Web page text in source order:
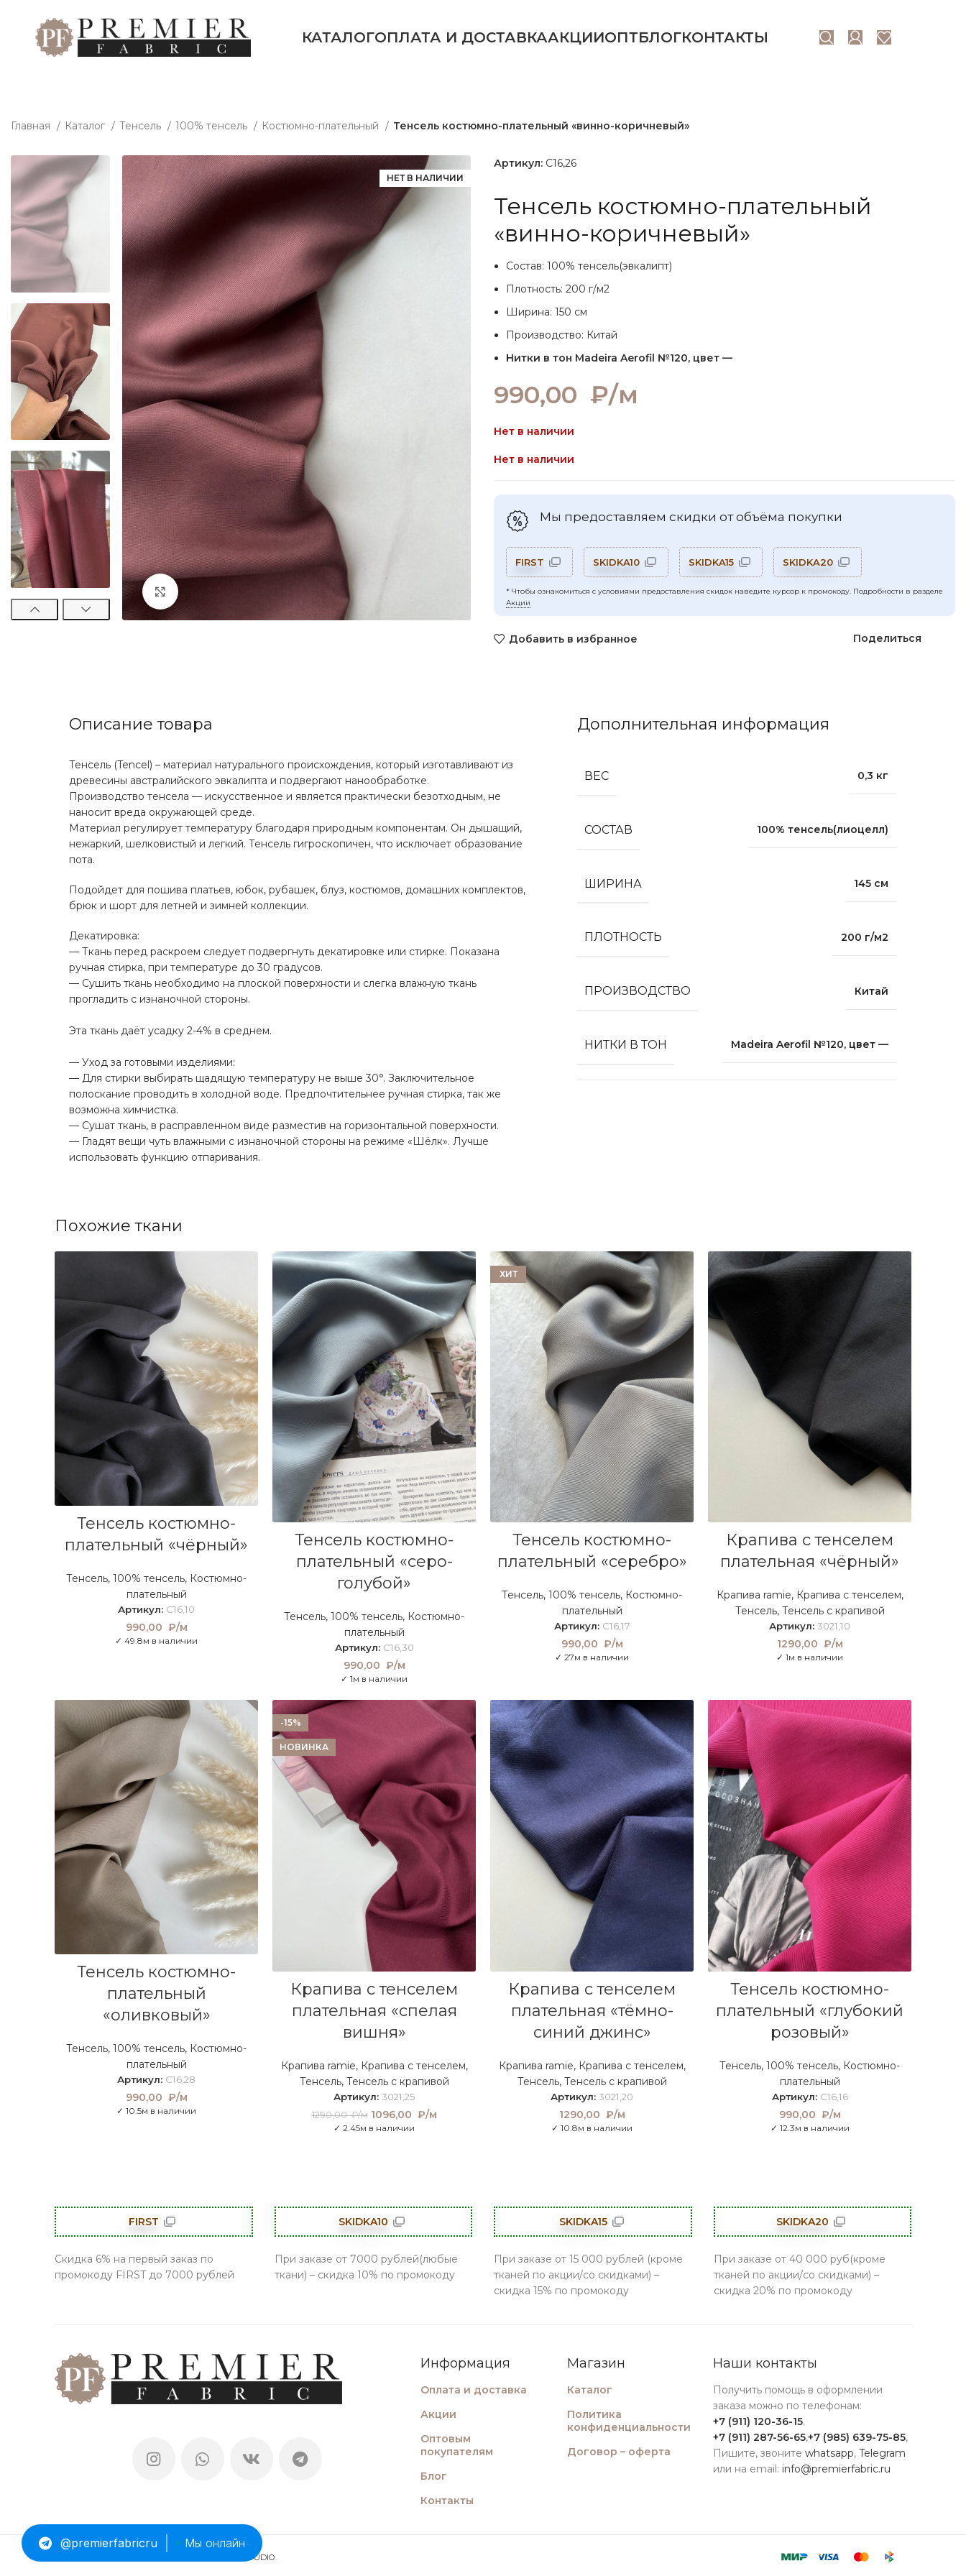
КАТАЛОГОПЛАТА И ДОСТАВКААКЦИИОПТБЛОГКОНТАКТЫ
Главная Каталог Тенсель 100% тенсель Костюмно-плательный Тенсель костюмно-плательный «винно-коричневый»
НЕТ В НАЛИЧИИ
Артикул: C16,26
Тенсель костюмно-плательный
«винно-коричневый»
Состав: 100% тенсель(эвкалипт)
Плотность: 200 г/м2
Ширина: 150 см
Производство: Китай
Нитки в тон Madeira Aerofil №120, цвет —
990,00 ₽/м
Нет в наличии
Нет в наличии
Мы предоставляем скидки от объёма покупки
FIRST SKIDKA10 SKIDKA15 SKIDKA20
* Чтобы ознакомиться с условиями предоставления скидок наведите курсор к промокоду. Подробности в разделе
Акции
Добавить в избранное Поделиться
Описание товара
Тенсель (Tencel) – материал натурального происхождения, который изготавливают из
древесины австралийского эвкалипта и подвергают нанообработке.
Производство тенсела — искусственное и является практически безотходным, не
наносит вреда окружающей среде.
Материал регулирует температуру благодаря природным компонентам. Он дышащий,
нежаркий, шелковистый и легкий. Тенсель гигроскопичен, что исключает образование
пота.
Подойдет для пошива платьев, юбок, рубашек, блуз, костюмов, домашних комплектов,
брюк и шорт для летней и зимней коллекции.
Декатировка:
— Ткань перед раскроем следует подвергнуть декатировке или стирке. Показана
ручная стирка, при температуре до 30 градусов.
— Сушить ткань необходимо на плоской поверхности и слегка влажную ткань
прогладить с изнаночной стороны.
Эта ткань даёт усадку 2-4% в среднем.
— Уход за готовыми изделиями:
— Для стирки выбирать щадящую температуру не выше 30°. Заключительное
полоскание проводить в холодной воде. Предпочтительнее ручная стирка, так же
возможна химчистка.
— Сушат ткань, в расправленном виде разместив на горизонтальной поверхности.
— Гладят вещи чуть влажными с изнаночной стороны на режиме «Шёлк». Лучше
использовать функцию отпаривания.
Дополнительная информация
ВЕС 0,3 кг
СОСТАВ 100% тенсель(лиоцелл)
ШИРИНА 145 см
ПЛОТНОСТЬ 200 г/м2
ПРОИЗВОДСТВО Китай
НИТКИ В ТОН Madeira Aerofil №120, цвет —
Похожие ткани
Тенсель костюмно-
плательный «чёрный»
Тенсель, 100% тенсель, Костюмно-
плательный
Артикул: C16,10
990,00 ₽/м
✓ 49.8м в наличии
Тенсель костюмно-
плательный «серо-
голубой»
Тенсель, 100% тенсель, Костюмно-
плательный
Артикул: C16,30
990,00 ₽/м
✓ 1м в наличии
ХИТ
Тенсель костюмно-
плательный «серебро»
Тенсель, 100% тенсель, Костюмно-
плательный
Артикул: C16,17
990,00 ₽/м
✓ 27м в наличии
Крапива с тенселем
плательная «чёрный»
Крапива ramie, Крапива с тенселем,
Тенсель, Тенсель с крапивой
Артикул: 3021,10
1290,00 ₽/м
✓ 1м в наличии
Тенсель костюмно-
плательный
«оливковый»
Тенсель, 100% тенсель, Костюмно-
плательный
Артикул: C16,28
990,00 ₽/м
✓ 10.5м в наличии
-15%
НОВИНКА
Крапива с тенселем
плательная «спелая
вишня»
Крапива ramie, Крапива с тенселем,
Тенсель, Тенсель с крапивой
Артикул: 3021,25
1290,00₽/м
Первоначальная
цена составляла
1096,00 ₽/м
✓ 2.45м в наличии
Крапива с тенселем
плательная «тёмно-
синий джинс»
Крапива ramie, Крапива с тенселем,
Тенсель, Тенсель с крапивой
Артикул: 3021,20
1290,00 ₽/м
✓ 10.8м в наличии
Тенсель костюмно-
плательный «глубокий
розовый»
Тенсель, 100% тенсель, Костюмно-
плательный
Артикул: C16,16
990,00 ₽/м
✓ 12.3м в наличии
FIRST
Скидка 6% на первый заказ по
промокоду FIRST до 7000 рублей
SKIDKA10
При заказе от 7000 рублей(любые
ткани) – скидка 10% по промокоду
SKIDKA15
При заказе от 15 000 рублей (кроме
тканей по акции/со скидками) –
скидка 15% по промокоду
SKIDKA20
При заказе от 40 000 руб(кроме
тканей по акции/со скидками) –
скидка 20% по промокоду
Информация
Оплата и доставка
Акции
Оптовым
покупателям
Блог
Контакты
Магазин
Каталог
Политика
конфиденциальности
Договор – оферта
Наши контакты
Получить помощь в оформлении
заказа можно по телефонам:
+7 (911) 120-36-15.
+7 (911) 287-56-65,+7 (985) 639-75-85,
Пишите, звонитеwhatsapp,Telegram
или на email: info@premierfabric.ru
DIM STUDIO.
@premierfabricru Мы онлайн